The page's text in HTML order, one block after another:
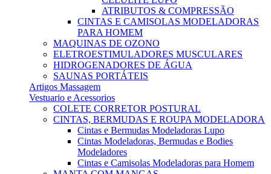
ATRIBUTOS & COMPRESSÃO
CINTAS E CAMISOLAS MODELADORAS
PARA HOMEM
MAQUINAS DE OZONO
ELETROESTIMULADORES MUSCULARES
HIDROGENADORES DE ÁGUA
SAUNAS PORTÁTEIS
Artigos Massagem
Vestuario e Acessorios
COLETE CORRETOR POSTURAL
CINTAS, BERMUDAS E ROUPA MODELADORA
Cintas e Bermudas Modeladoras Lupo
Cintas Modeladoras, Bermudas e Bodies
Modeladores
Cintas e Camisolas Modeladoras para Homem